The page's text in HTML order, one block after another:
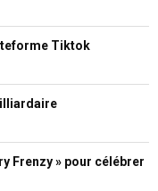
Tiktok
Frenzy » pour célébrer